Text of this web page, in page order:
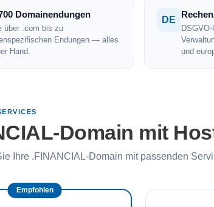
Domainendungen
über .com bis zu
Endungen — alles
Hand.
DE
und
Domain mit
Ihre .FINANCIAL-Domain mit passenden
Empfohlen